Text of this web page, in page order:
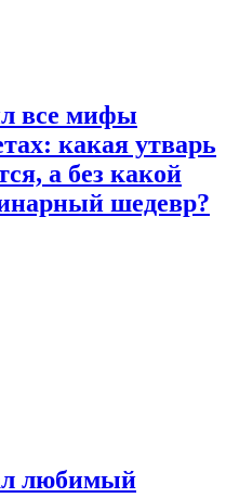
все мифы
какая утварь
а без какой
шедевр?
любимый